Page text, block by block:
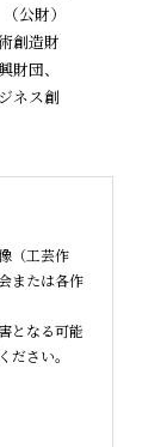
公財）
創造財
財団、
ネス創
（工芸作
または各作
となる可能
さい。